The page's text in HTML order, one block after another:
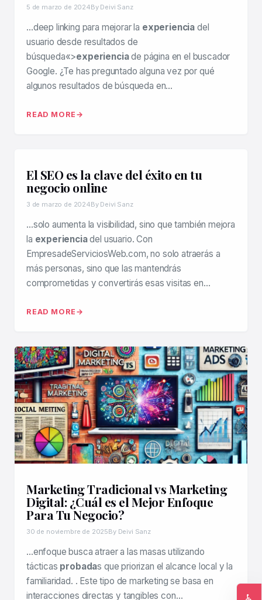
5 de marzo de 2024By Deivi Sanz
…deep linking para mejorar la experiencia del
usuario desde resultados de
búsqueda«>experienciade página en el buscador
Google. ¿Te has preguntado alguna vez por qué
algunos resultados de búsqueda en…
READ MORE
El SEO es la clave del éxito en tu
negocio online
3 de marzo de 2024By Deivi Sanz
…solo aumenta la visibilidad, sino que también mejora
la experienciadel usuario. Con
EmpresadeServiciosWeb.com, no solo atraerás a
más personas, sino que las mantendrás
comprometidas y convertirás esas visitas en…
READ MORE
Marketing Tradicional vs Marketing
Digital: ¿Cuál es el Mejor Enfoque
Para Tu Negocio?
30 de noviembre de 2025By Deivi Sanz
…enfoque busca atraer a las masas utilizando
tácticas probadas que priorizan el alcance local y la
familiaridad. . Este tipo de marketing se basa en
interacciones directas y tangibles con…